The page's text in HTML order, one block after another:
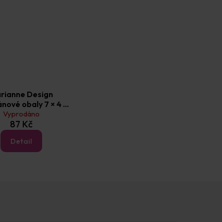
Design
obaly 7 × 4 ×
20 cm (20 ks)
Vyprodáno
87 Kč
Detail